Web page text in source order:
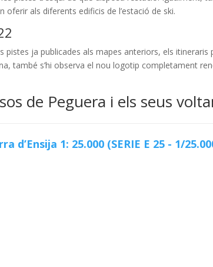
oferir als diferents edificis de l’estació de ski.
pistes ja publicades als mapes anteriors, els
també s’hi observa el nou logotip completament
de Peguera i els seus
d’Ensija 1: 25.000 (SERIE E 25 - 1/